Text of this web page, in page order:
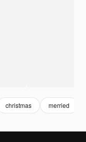
christmas merried